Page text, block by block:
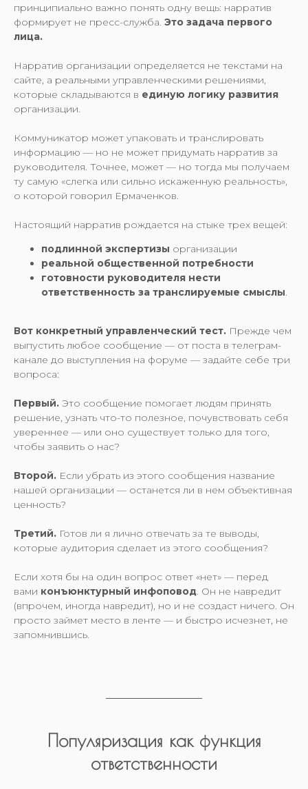
принципиально важно понять одну вещь: нарратив
формирует не пресс-служба. Это задача первого
лица.
Нарратив организации определяется не текстами на
сайте, а реальными управленческими решениями,
которые складываются в единую логику развития
организации.
Коммуникатор может упаковать и транслировать
информацию — но не может придумать нарратив за
руководителя. Точнее, может — но тогда мы получаем
ту самую «слегка или сильно искаженную реальность»,
о которой говорил Ермаченков.
Настоящий нарратив рождается на стыке трех вещей:
подлинной экспертизы организации
реальной общественной потребности
готовности руководителя нести
ответственность за транслируемые смыслы.
Вот конкретный управленческий тест. Прежде чем
выпустить любое сообщение — от поста в телеграм-
канале до выступления на форуме — задайте себе три
вопроса:
Первый. Это сообщение помогает людям принять
решение, узнать что-то полезное, почувствовать себя
увереннее — или оно существует только для того,
чтобы заявить о нас?
Второй. Если убрать из этого сообщения название
нашей организации — останется ли в нем объективная
ценность?
Третий. Готов ли я лично отвечать за те выводы,
которые аудитория сделает из этого сообщения?
Если хотя бы на один вопрос ответ «нет» — перед
вами конъюнктурный инфоповод. Он не навредит
(впрочем, иногда навредит), но и не создаст ничего. Он
просто займет место в ленте — и быстро исчезнет, не
запомнившись.
Популяризация как функция
ответственности